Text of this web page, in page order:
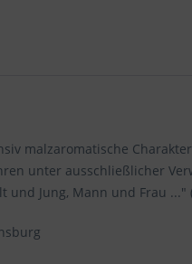
malzaromatische
unter ausschließlicher
Jung, Mann und Frau ..."